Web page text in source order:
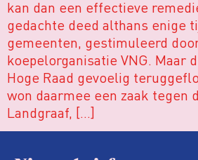
kan dan een effectieve
gedachte deed althans enige
gemeenten, gestimuleerd
koepelorganisatie VNG. Maar
Hoge Raad gevoelig
won daarmee een zaak tegen
Landgraaf, […]